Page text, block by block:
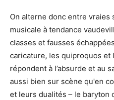
On alterne donc entre vraies
musicale à tendance
classes et fausses
caricature, les quiproquos et
répondent à l’absurde et au
aussi bien sur scène qu'en
et leurs dualités – le baryton